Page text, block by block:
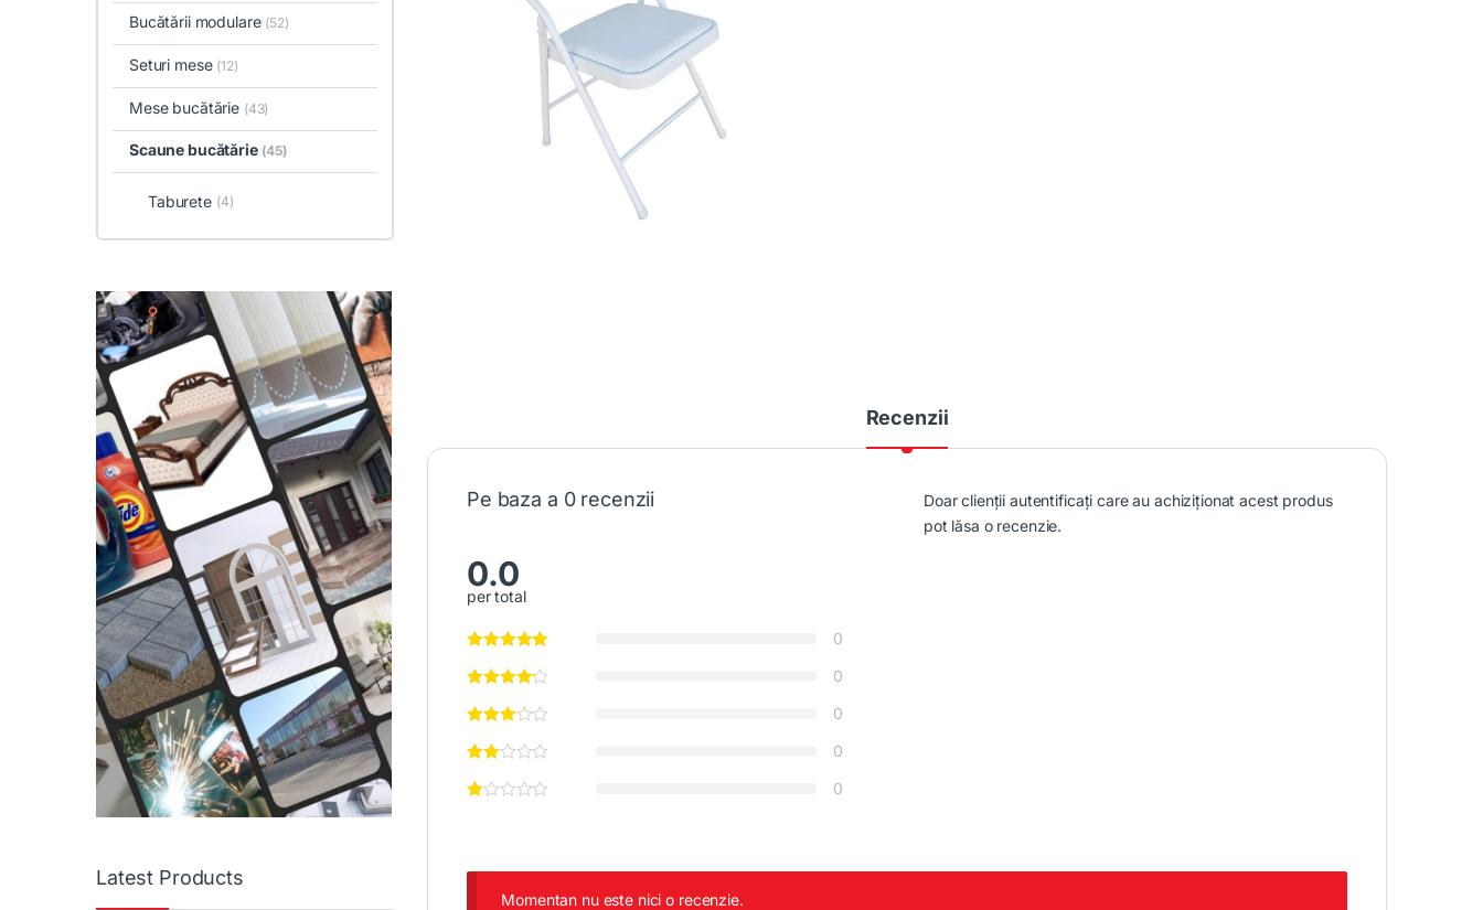
Recenzii
Pe baza a 0 recenzii
0.0
per total
0
0
0
0
0
Doar clienții autentificați care au achiziționat acest produs
pot lăsa o recenzie.
Momentan nu este nici o recenzie.
Bucătării modulare (52)
Seturi mese (12)
Mese bucătărie (43)
Scaune bucătărie (45)
Taburete (4)
Latest Products